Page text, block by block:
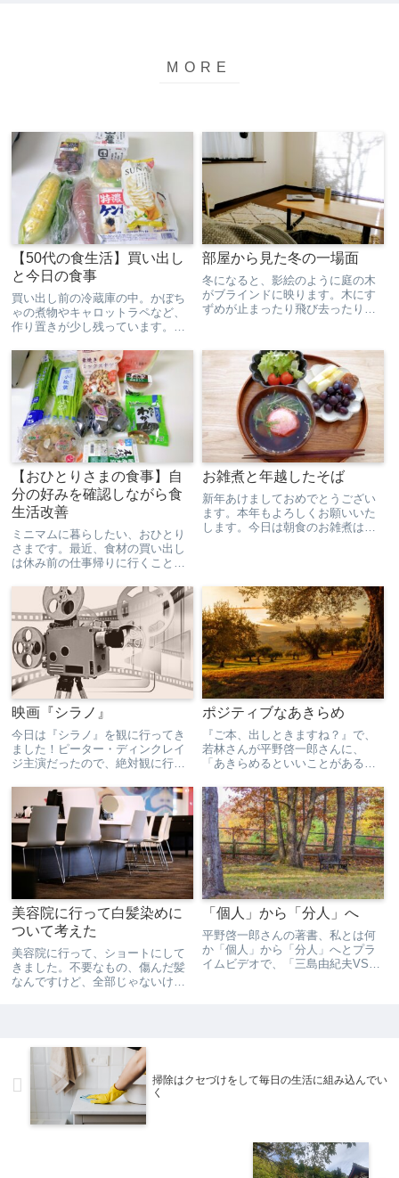
【50代の食生活】買い出し
と今日の食事
買い出し前の冷蔵庫の中。かぼち
ゃの煮物やキャロットラペなど、
作り置きが少し残っています。鍋
菜も少し残っています。今日炊い
たごはんがたくさん。以前のブロ
グで、冷凍ごはんは約100gと約
120gに分けていると書いた...
部屋から見た冬の一場面
冬になると、影絵のように庭の木
がブラインドに映ります。木にす
ずめが止まったり飛び去ったりす
【おひとりさまの食事】自
分の好みを確認しながら食
生活改善
ミニマムに暮らしたい、おひとり
さまです。最近、食材の買い出し
は休み前の仕事帰りに行くことが
てつらい…地面からの照り返しが
半端ない。休日の朝ごはん飲み物
を買い忘れたのでほうじ茶飲みま
したが、うん、なんか違う。無
調...
お雑煮と年越したそば
新年あけましておめでとうござい
ます。本年もよろしくお願いいた
します。今日は朝食のお雑煮は家
たお餅で本日２回目のお雑煮。野
菜が食べたかったのでミニサラ
ダ...
映画『シラノ』
今日は『シラノ』を観に行ってき
ました！ピーター・ディンクレイ
ジ主演だったので、絶対観に行こ
ル映画で、歌ってるピーター・デ
ィンクレイジがとても新鮮。『シ
ラノ』は宝塚で観たので知ってい
たのですが、役者が変わるとま
た...
ポジティブなあきらめ
『ご本、出しときますね？』で、
若林さんが平野啓一郎さんに、
「あきらめるといいことがある」
ね？と聞いたところ、森鴎外の
『高瀬舟』をオススメしていたの
で、読んでいます。青空文庫で無
料でkindleにダウンロードでき...
美容院に行って白髪染めに
ついて考えた
美容院に行って、ショートにして
きました。不要なもの、傷んだ髪
なんですけど、全部じゃないけど
する方が多いそうですが、長く
「個人」から「分人」へ
平野啓一郎さんの著書、私とは何
か「個人」から「分人」へとプラ
イムビデオで、「三島由紀夫VS東
掃除はクセづけをして毎日の生活に組み込んでい
く